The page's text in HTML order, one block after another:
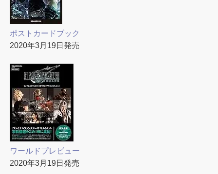
ポストカードブック
2020年3月19日発売
ワールドプレビュー
2020年3月19日発売